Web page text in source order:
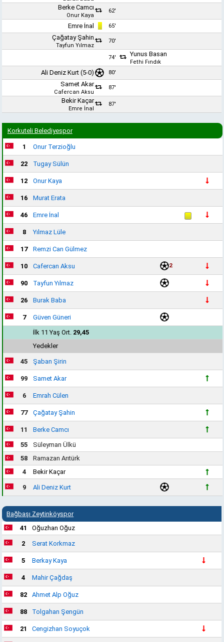
Berke Camcı
Onur Kaya
62'
Emre İnal 65'
Çağatay Şahin
Tayfun Yılmaz
70'
74' Yunus Basan
Fethi Fındık
Ali Deniz Kurt (5-0) 80'
Samet Akar
Cafercan Aksu
87'
Bekir Kaçar
Emre İnal
87'
Korkuteli Belediyespor
1 Onur Terzioğlu
22 Tugay Sülün
12 Onur Kaya
16 Murat Erata
46 Emre İnal
8 Yılmaz Lüle
17 Remzi Can Gülmez
10 Cafercan Aksu 2
90 Tayfun Yılmaz
26 Burak Baba
7
Güven Güneri
İlk 11 Yaş Ort. 29,45
Yedekler
45 Şaban Şirin
99 Samet Akar
6 Emrah Cülen
77 Çağatay Şahin
11
Berke Camcı
55
Süleyman Ülkü
58
Ramazan Arıtürk
4
Bekir Kaçar
9 Ali Deniz Kurt
Bağbaşı Zeytinköyspor
41
Oğuzhan Oğuz
2 Serat Korkmaz
5 Berkay Kaya
4 Mahir Çağdaş
82 Ahmet Alp Oğuz
88 Tolgahan Şengün
21 Cengizhan Soyuçok